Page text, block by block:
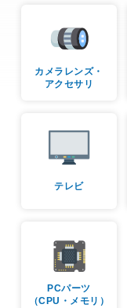
カメラレンズ・
アクセサリ
テレビ
PCパーツ
（CPU・メモリ）